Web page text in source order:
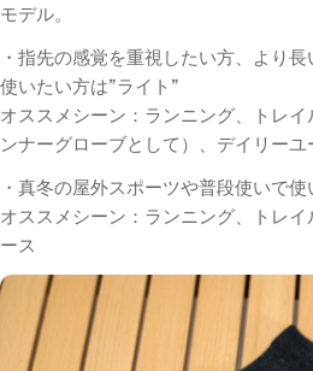
モデル。
・指先の感覚を重視したい方、より
使いたい方は”ライト”
オススメシーン：ランニング、トレ
ンナーグローブとして）、デイリーユ
・真冬の屋外スポーツや普段使いで
オススメシーン：ランニング、トレ
ース